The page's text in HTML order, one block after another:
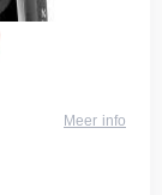
Meer info